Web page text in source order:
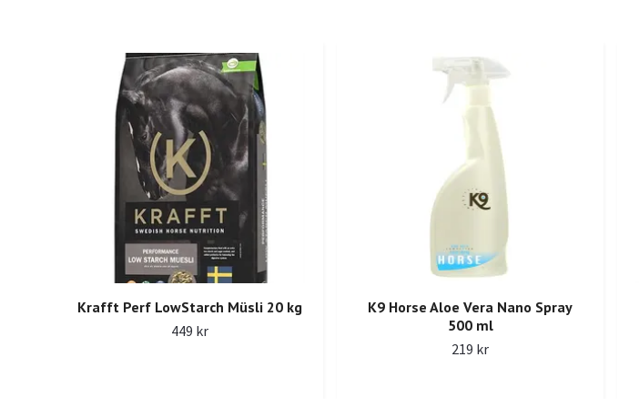
Krafft Perf LowStarch Müsli 20 kg
449 kr
K9 Horse Aloe Vera Nano Spray
500 ml
219 kr